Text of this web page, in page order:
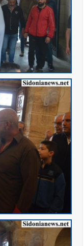
العالم العربي
يبقى الشعب
المعاناة التي تمزق
أخبار صيدا بلدية
بكرة الطاولة للرجال
أخبار صيدا بلدية
بكرة الطاولة للرجال
بالصور:
تقنية حول الحد من